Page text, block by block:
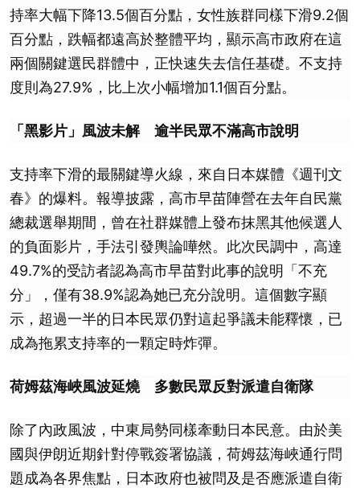
持率大幅下降13.5個百分點，女性族群同樣下滑9.2個
百分點，跌幅都遠高於整體平均，顯示高市政府在這
兩個關鍵選民群體中，正快速失去信任基礎。不支持
度則為27.9%，比上次小幅增加1.1個百分點。
「黑影片」風波未解 逾半民眾不滿高市說明
支持率下滑的最關鍵導火線，來自日本媒體《週刊文
春》的爆料。報導披露，高市早苗陣營在去年自民黨
總裁選舉期間，曾在社群媒體上發布抹黑其他候選人
的負面影片，手法引發輿論嘩然。此次民調中，高達
49.7%的受訪者認為高市早苗對此事的說明「不充
分」，僅有38.9%認為她已充分說明。這個數字顯
示，超過一半的日本民眾仍對這起爭議未能釋懷，已
成為拖累支持率的一顆定時炸彈。
荷姆茲海峽風波延燒 多數民眾反對派遣自衛隊
除了內政風波，中東局勢同樣牽動日本民意。由於美
國與伊朗近期針對停戰簽署協議，荷姆茲海峽通行問
題成為各界焦點，日本政府也被問及是否應派遣自衛